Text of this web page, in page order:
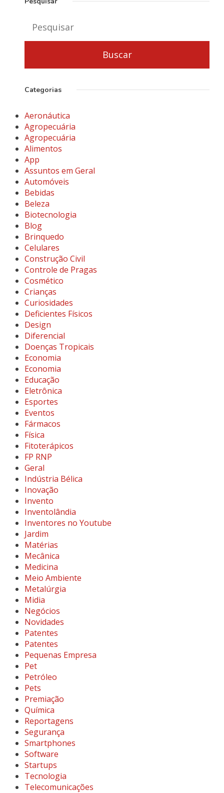
Categorias
Aeronáutica
Agropecuária
Agropecuária
Alimentos
App
Assuntos em Geral
Automóveis
Bebidas
Beleza
Biotecnologia
Blog
Brinquedo
Celulares
Construção Civil
Controle de Pragas
Cosmético
Crianças
Curiosidades
Deficientes Físicos
Design
Diferencial
Doenças Tropicais
Economia
Economia
Educação
Eletrônica
Esportes
Eventos
Fármacos
Física
Fitoterápicos
FP RNP
Geral
Indústria Bélica
Inovação
Invento
Inventolândia
Inventores no Youtube
Jardim
Matérias
Mecânica
Medicina
Meio Ambiente
Metalúrgia
Midia
Negócios
Novidades
Patentes
Patentes
Pequenas Empresa
Pet
Petróleo
Pets
Premiação
Química
Reportagens
Segurança
Smartphones
Software
Startups
Tecnologia
Telecomunicações